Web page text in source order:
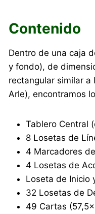
Contenido
Dentro de una caja
y fondo), de
rectangular similar a
Arle), encontramos
Tablero Central
8 Losetas de
4 Marcadores
4 Losetas de
Loseta de Inicio
32 Losetas de
49 Cartas